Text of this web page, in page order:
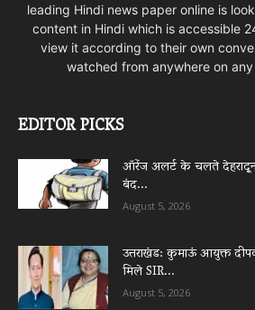
leading Hindi news paper online is
content in Hindi which is accessible
view it according to their own
watched from anywhere on
EDITOR PICKS
ऑरेंज अलर्ट के चलते
बंद...
August 5, 2026
उत्तराखंड: कुमाऊं आयुक्त
मिले SIR...
August 5, 2026